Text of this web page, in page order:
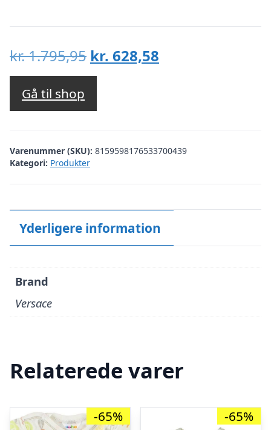
kr.1.795,95 Den
oprindelige
var:
kr. 1.795,95.
kr. 628,58
kr. 628,58.
Gå til shop
Varenummer (SKU): 8159598176533700439
Kategori: Produkter
Yderligere information
Brand
Versace
Relaterede varer
-65% -65%